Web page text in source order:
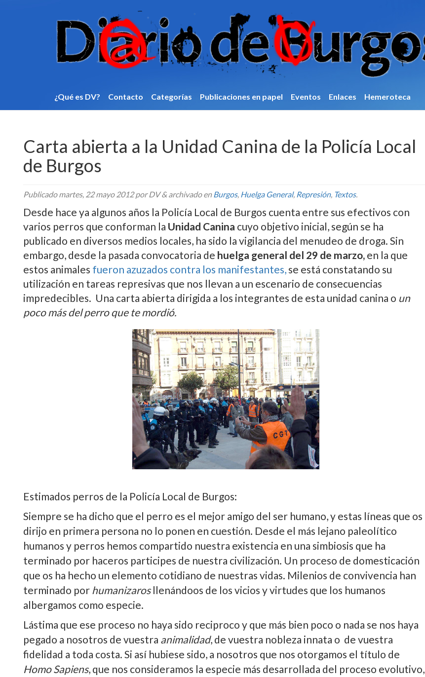
¿Qué es DV? Contacto Categorí­as Publicaciones en papel Eventos Enlaces Hemeroteca
Carta abierta a la Unidad Canina de la Policí­a Local
de Burgos
Publicadomartes, 22 mayo 2012por DV&archivado enBurgos, Huelga General, Represión, Textos.
Desde hace ya algunos años la Policí­a Local de Burgos cuenta entre sus efectivos con
varios perros que conforman la Unidad Canina cuyo objetivo inicial, según se ha
publicado en diversos medios locales, ha sido la vigilancia del menudeo de droga. Sin
embargo, desde la pasada convocatoria de huelga general del 29 de marzo, en la que
estos animales fueron azuzados contra los manifestantes, se está constatando su
utilización en tareas represivas que nos llevan a un escenario de consecuencias
impredecibles. Una carta abierta dirigida a los integrantes de esta unidad canina o un
poco más del perro que te mordió.
Estimados perros de la Policí­a Local de Burgos:
Siempre se ha dicho que el perro es el mejor amigo del ser humano, y estas lí­neas que os
dirijo en primera persona no lo ponen en cuestión. Desde el más lejano paleolí­tico
humanos y perros hemos compartido nuestra existencia en una simbiosis que ha
terminado por haceros participes de nuestra civilización. Un proceso de domesticación
que os ha hecho un elemento cotidiano de nuestras vidas. Milenios de convivencia han
terminado por humanizarosllenándoos de los vicios y virtudes que los humanos
albergamos como especie.
Lástima que ese proceso no haya sido reciproco y que más bien poco o nada se nos haya
pegado a nosotros de vuestra animalidad, de vuestra nobleza innata o de vuestra
fidelidad a toda costa. Si así­ hubiese sido, a nosotros que nos otorgamos el tí­tulo de
Homo Sapiens, que nos consideramos la especie más desarrollada del proceso evolutivo,